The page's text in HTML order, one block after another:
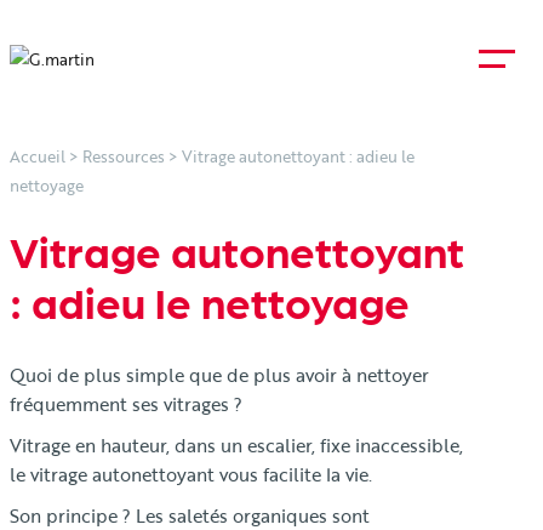
Accueil> Ressources > Vitrage autonettoyant : adieu le
nettoyage
Vitrage autonettoyant
: adieu le nettoyage
Quoi de plus simple que de plus avoir à nettoyer
fréquemment ses vitrages ?
Vitrage en hauteur, dans un escalier, fixe inaccessible,
le vitrage autonettoyant vous facilite la vie.
Son principe ? Les saletés organiques sont